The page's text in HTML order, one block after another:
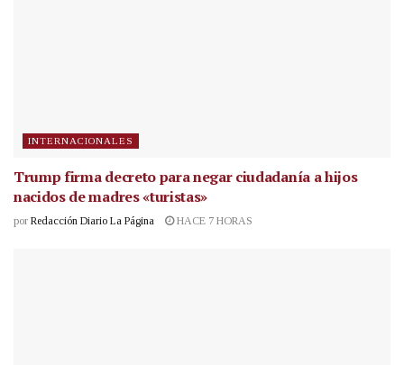
INTERNACIONALES
Trump firma decreto para negar ciudadanía a hijos
nacidos de madres «turistas»
por Redacción Diario La Página HACE 7 HORAS